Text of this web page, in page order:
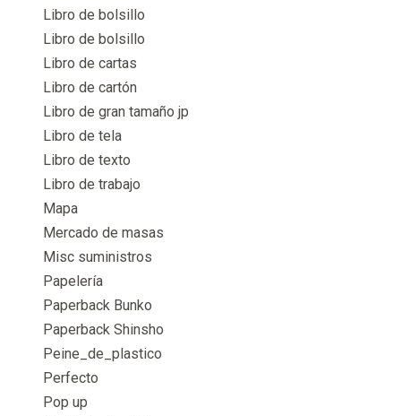
Libro de bolsillo
Libro de bolsillo
Libro de cartas
Libro de cartón
Libro de gran tamaño jp
Libro de tela
Libro de texto
Libro de trabajo
Mapa
Mercado de masas
Misc suministros
Papelería
Paperback Bunko
Paperback Shinsho
Peine_de_plastico
Perfecto
Pop up